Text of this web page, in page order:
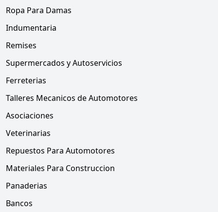
Ropa Para Damas
Indumentaria
Remises
Supermercados y Autoservicios
Ferreterias
Talleres Mecanicos de Automotores
Asociaciones
Veterinarias
Repuestos Para Automotores
Materiales Para Construccion
Panaderias
Bancos